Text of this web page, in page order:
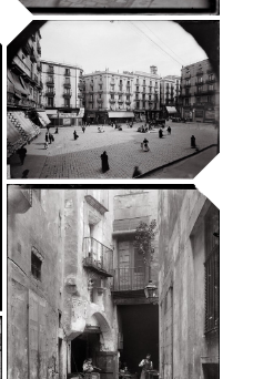
Carrers de
Graciamat i del
Sant Crist de la
Tapineria des
del carrer de la
Riera de Sant
Joan
Arxiu Fotogràfic de Barcelona
Plaça de l’Àngel
Arxiu Fotogràfic de Barcelona